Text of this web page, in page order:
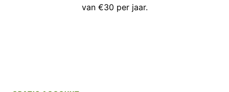
van €30 per jaar.